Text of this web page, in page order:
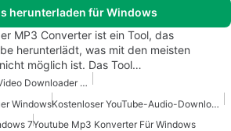
herunterladen für Windows
MP3 Converter ist ein Tool, das
herunterlädt, was mit den meisten
möglich ist. Das Tool…
Kostenloser YTD Video Downloader Für Windows
Windows
Kostenloser YouTube-Audio-Downloader Für Windows
7Youtube Mp3 Konverter Für Windows